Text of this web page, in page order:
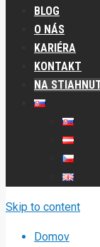
BLOG
O NÁS
KARIÉRA
KONTAKT
NA
Skip to content
Domov